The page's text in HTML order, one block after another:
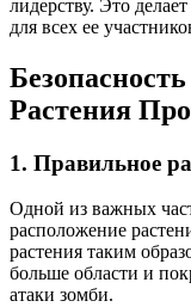
лидерству. Это
для всех ее
Растения
1. Правильное
Одной из важных
расположение
растения таким
больше области и
атаки зомби.